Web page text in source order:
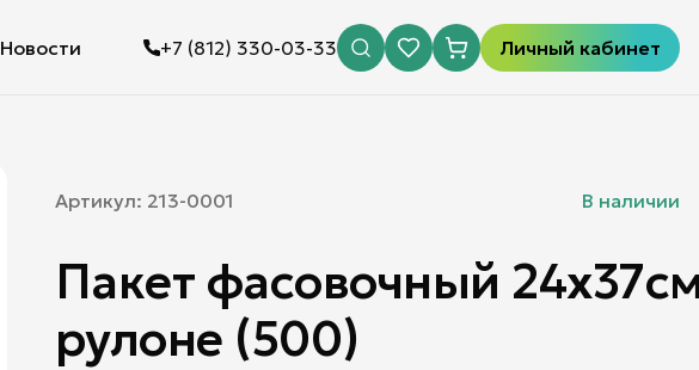
Новости +7 (812) 330-03-33 Личный кабинет
Артикул: 213-0001 В наличии
Пакет фасовочный
рулоне (500)